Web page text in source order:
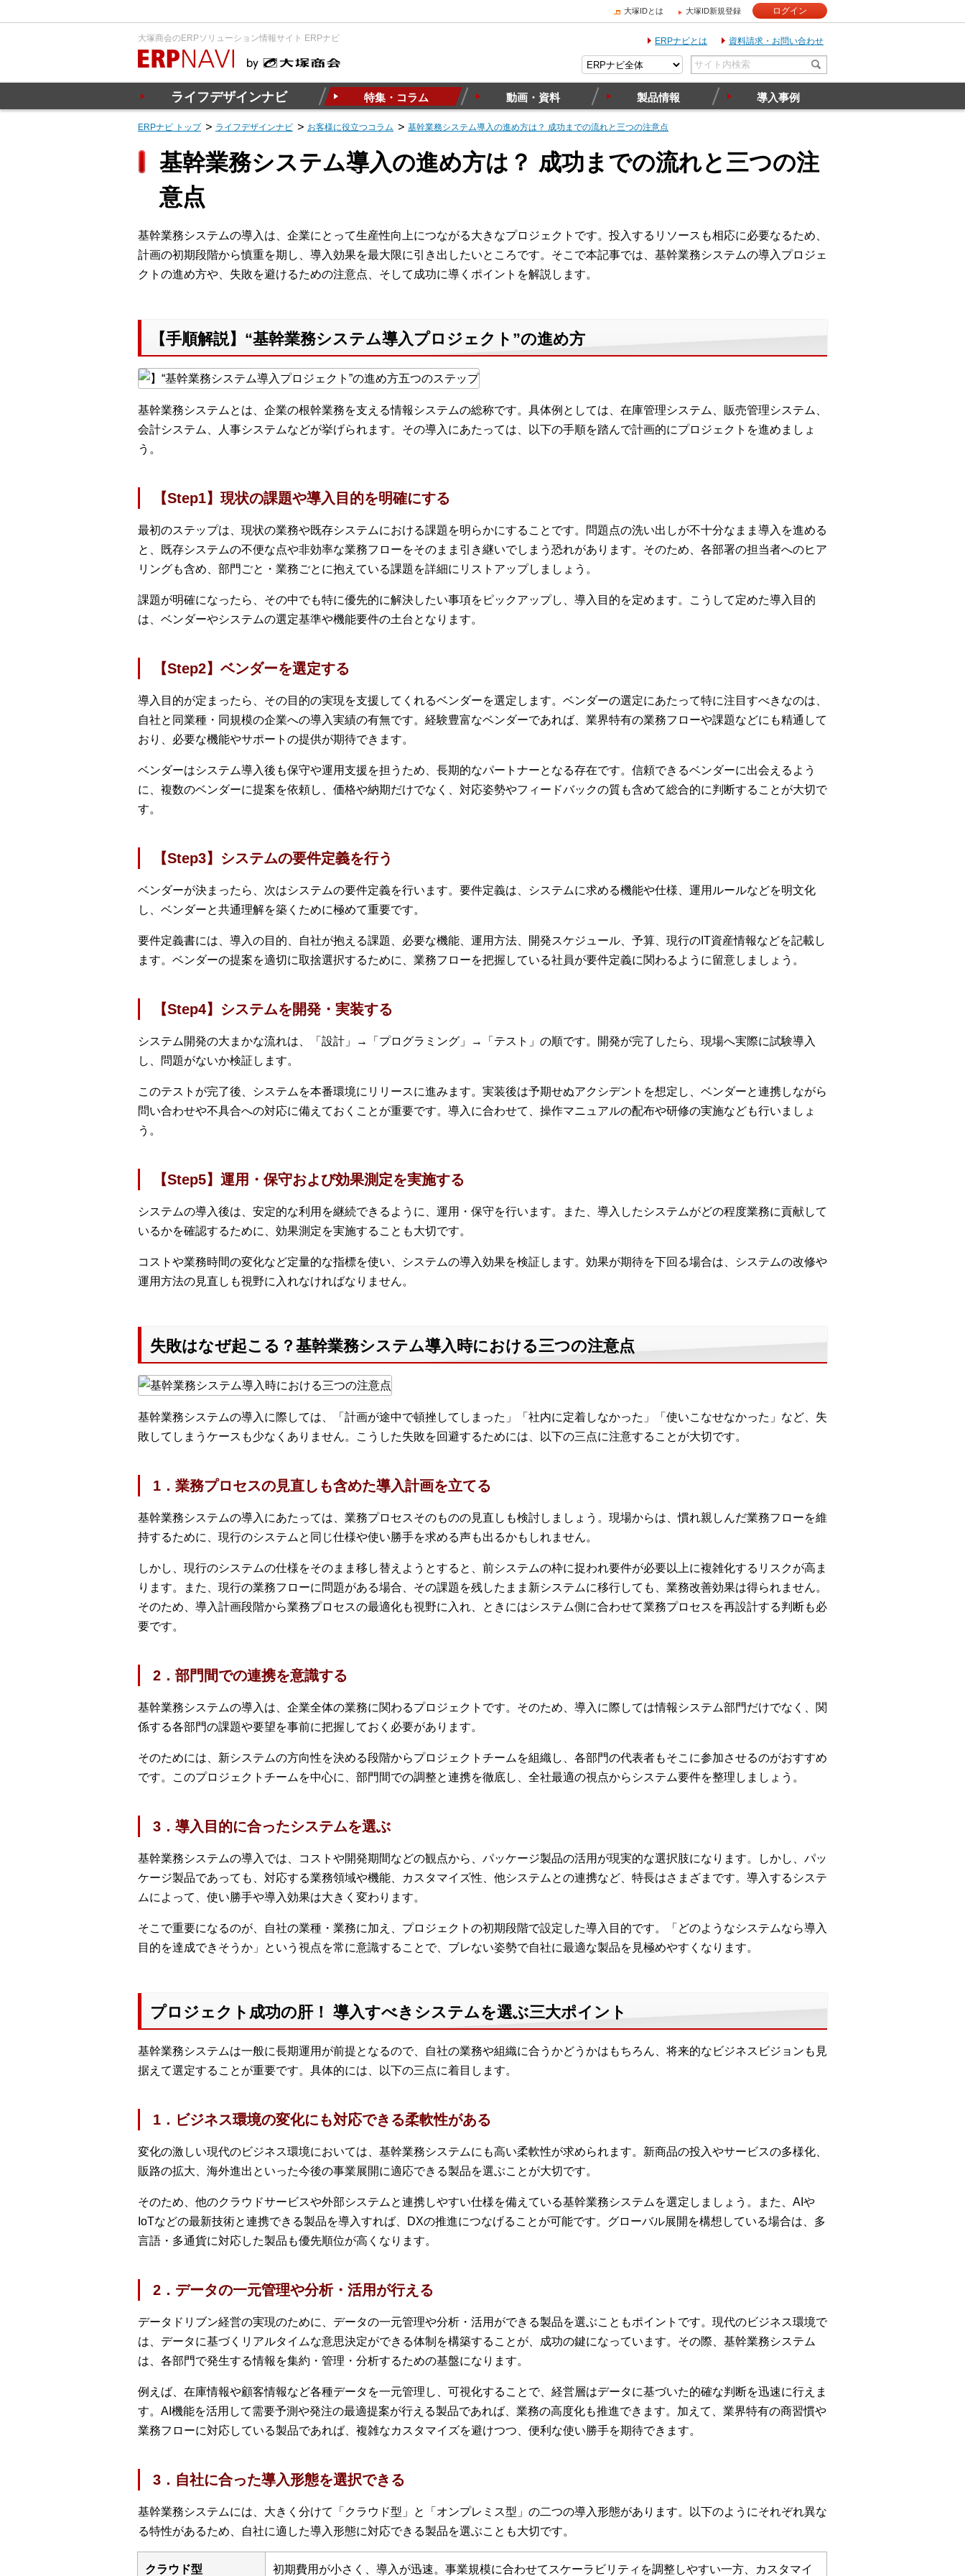
大塚IDとは 大塚ID新規登録 ログイン
大塚商会のERPソリューション情報サイト ERPナビ ERPナビとは 資料請求・お問い合わせ
ライフデザインナビ 特集・コラム 動画・資料 製品情報 導入事例
ERPナビ トップ ライフデザインナビ お客様に役立つコラム 基幹業務システム導入の進め方は？ 成功までの流れと三つの注意点
基幹業務システム導入の進め方は？ 成功までの流れと三つの注
意点
基幹業務システムの導入は、企業にとって生産性向上につながる大きなプロジェクトです。投入するリソースも相応に必要なるため、
計画の初期段階から慎重を期し、導入効果を最大限に引き出したいところです。そこで本記事では、基幹業務システムの導入プロジェ
クトの進め方や、失敗を避けるための注意点、そして成功に導くポイントを解説します。
【手順解説】“基幹業務システム導入プロジェクト”の進め方
基幹業務システムとは、企業の根幹業務を支える情報システムの総称です。具体例としては、在庫管理システム、販売管理システム、
会計システム、人事システムなどが挙げられます。その導入にあたっては、以下の手順を踏んで計画的にプロジェクトを進めましょ
う。
【Step1】現状の課題や導入目的を明確にする
最初のステップは、現状の業務や既存システムにおける課題を明らかにすることです。問題点の洗い出しが不十分なまま導入を進める
と、既存システムの不便な点や非効率な業務フローをそのまま引き継いでしまう恐れがあります。そのため、各部署の担当者へのヒア
リングも含め、部門ごと・業務ごとに抱えている課題を詳細にリストアップしましょう。
課題が明確になったら、その中でも特に優先的に解決したい事項をピックアップし、導入目的を定めます。こうして定めた導入目的
は、ベンダーやシステムの選定基準や機能要件の土台となります。
【Step2】ベンダーを選定する
導入目的が定まったら、その目的の実現を支援してくれるベンダーを選定します。ベンダーの選定にあたって特に注目すべきなのは、
自社と同業種・同規模の企業への導入実績の有無です。経験豊富なベンダーであれば、業界特有の業務フローや課題などにも精通して
おり、必要な機能やサポートの提供が期待できます。
ベンダーはシステム導入後も保守や運用支援を担うため、長期的なパートナーとなる存在です。信頼できるベンダーに出会えるよう
に、複数のベンダーに提案を依頼し、価格や納期だけでなく、対応姿勢やフィードバックの質も含めて総合的に判断することが大切で
す。
【Step3】システムの要件定義を行う
ベンダーが決まったら、次はシステムの要件定義を行います。要件定義は、システムに求める機能や仕様、運用ルールなどを明文化
し、ベンダーと共通理解を築くために極めて重要です。
要件定義書には、導入の目的、自社が抱える課題、必要な機能、運用方法、開発スケジュール、予算、現行のIT資産情報などを記載し
ます。ベンダーの提案を適切に取捨選択するために、業務フローを把握している社員が要件定義に関わるように留意しましょう。
【Step4】システムを開発・実装する
システム開発の大まかな流れは、「設計」→「プログラミング」→「テスト」の順です。開発が完了したら、現場へ実際に試験導入
し、問題がないか検証します。
このテストが完了後、システムを本番環境にリリースに進みます。実装後は予期せぬアクシデントを想定し、ベンダーと連携しながら
問い合わせや不具合への対応に備えておくことが重要です。導入に合わせて、操作マニュアルの配布や研修の実施なども行いましょ
う。
【Step5】運用・保守および効果測定を実施する
システムの導入後は、安定的な利用を継続できるように、運用・保守を行います。また、導入したシステムがどの程度業務に貢献して
いるかを確認するために、効果測定を実施することも大切です。
コストや業務時間の変化など定量的な指標を使い、システムの導入効果を検証します。効果が期待を下回る場合は、システムの改修や
運用方法の見直しも視野に入れなければなりません。
失敗はなぜ起こる？基幹業務システム導入時における三つの注意点
基幹業務システムの導入に際しては、「計画が途中で頓挫してしまった」「社内に定着しなかった」「使いこなせなかった」など、失
敗してしまうケースも少なくありません。こうした失敗を回避するためには、以下の三点に注意することが大切です。
1．業務プロセスの見直しも含めた導入計画を立てる
基幹業務システムの導入にあたっては、業務プロセスそのものの見直しも検討しましょう。現場からは、慣れ親しんだ業務フローを維
持するために、現行のシステムと同じ仕様や使い勝手を求める声も出るかもしれません。
しかし、現行のシステムの仕様をそのまま移し替えようとすると、前システムの枠に捉われ要件が必要以上に複雑化するリスクが高ま
ります。また、現行の業務フローに問題がある場合、その課題を残したまま新システムに移行しても、業務改善効果は得られません。
そのため、導入計画段階から業務プロセスの最適化も視野に入れ、ときにはシステム側に合わせて業務プロセスを再設計する判断も必
要です。
2．部門間での連携を意識する
基幹業務システムの導入は、企業全体の業務に関わるプロジェクトです。そのため、導入に際しては情報システム部門だけでなく、関
係する各部門の課題や要望を事前に把握しておく必要があります。
そのためには、新システムの方向性を決める段階からプロジェクトチームを組織し、各部門の代表者もそこに参加させるのがおすすめ
です。このプロジェクトチームを中心に、部門間での調整と連携を徹底し、全社最適の視点からシステム要件を整理しましょう。
3．導入目的に合ったシステムを選ぶ
基幹業務システムの導入では、コストや開発期間などの観点から、パッケージ製品の活用が現実的な選択肢になります。しかし、パッ
ケージ製品であっても、対応する業務領域や機能、カスタマイズ性、他システムとの連携など、特長はさまざまです。導入するシステ
ムによって、使い勝手や導入効果は大きく変わります。
そこで重要になるのが、自社の業種・業務に加え、プロジェクトの初期段階で設定した導入目的です。「どのようなシステムなら導入
目的を達成できそうか」という視点を常に意識することで、ブレない姿勢で自社に最適な製品を見極めやすくなります。
プロジェクト成功の肝！ 導入すべきシステムを選ぶ三大ポイント
基幹業務システムは一般に長期運用が前提となるので、自社の業務や組織に合うかどうかはもちろん、将来的なビジネスビジョンも見
据えて選定することが重要です。具体的には、以下の三点に着目します。
1．ビジネス環境の変化にも対応できる柔軟性がある
変化の激しい現代のビジネス環境においては、基幹業務システムにも高い柔軟性が求められます。新商品の投入やサービスの多様化、
販路の拡大、海外進出といった今後の事業展開に適応できる製品を選ぶことが大切です。
そのため、他のクラウドサービスや外部システムと連携しやすい仕様を備えている基幹業務システムを選定しましょう。また、AIや
IoTなどの最新技術と連携できる製品を導入すれば、DXの推進につなげることが可能です。グローバル展開を構想している場合は、多
言語・多通貨に対応した製品も優先順位が高くなります。
2．データの一元管理や分析・活用が行える
データドリブン経営の実現のために、データの一元管理や分析・活用ができる製品を選ぶこともポイントです。現代のビジネス環境で
は、データに基づくリアルタイムな意思決定ができる体制を構築することが、成功の鍵になっています。その際、基幹業務システム
は、各部門で発生する情報を集約・管理・分析するための基盤になります。
例えば、在庫情報や顧客情報など各種データを一元管理し、可視化することで、経営層はデータに基づいた的確な判断を迅速に行えま
す。AI機能を活用して需要予測や発注の最適提案が行える製品であれば、業務の高度化も推進できます。加えて、業界特有の商習慣や
業務フローに対応している製品であれば、複雑なカスタマイズを避けつつ、便利な使い勝手を期待できます。
3．自社に合った導入形態を選択できる
基幹業務システムには、大きく分けて「クラウド型」と「オンプレミス型」の二つの導入形態があります。以下のようにそれぞれ異な
る特性があるため、自社に適した導入形態に対応できる製品を選ぶことも大切です。
クラウド型 初期費用が小さく、導入が迅速。事業規模に合わせてスケーラビリティを調整しやすい一方、カスタマイ